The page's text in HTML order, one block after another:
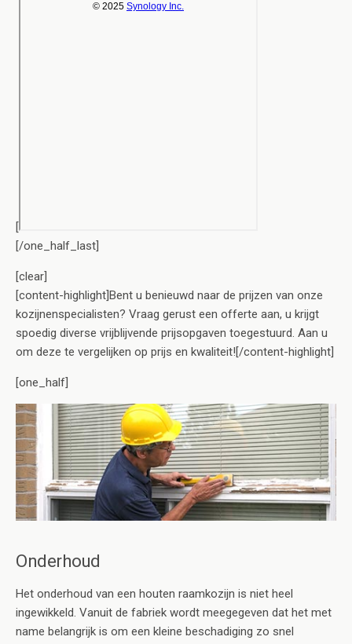
[
[/one_half_last]
[clear]
[content-highlight]Bent u benieuwd naar de prijzen van onze
kozijnenspecialisten? Vraag gerust een offerte aan, u krijgt
spoedig diverse vrijblijvende prijsopgaven toegestuurd. Aan u
om deze te vergelijken op prijs en kwaliteit![/content-highlight]
[one_half]
Onderhoud
Het onderhoud van een houten raamkozijn is niet heel
ingewikkeld. Vanuit de fabriek wordt meegegeven dat het met
name belangrijk is om een kleine beschadiging zo snel